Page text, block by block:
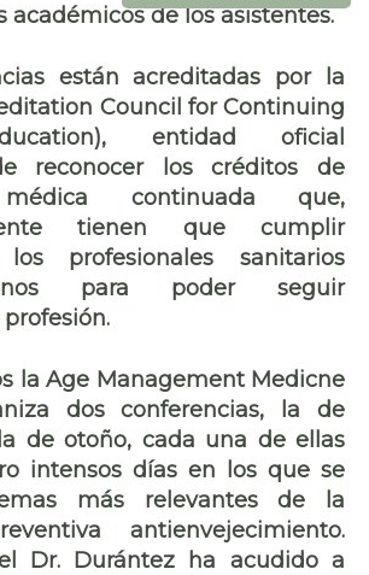
académicos de los asistentes.
están acreditadas por la
Council for Continuing
entidad oficial
reconocer los créditos de
continuada que,
tienen que cumplir
profesionales sanitarios
para poder seguir
la Age Management Medicne
dos conferencias, la de
de otoño, cada una de ellas
intensos días en los que se
más relevantes de la
antienvejecimiento.
el Dr. Durántez ha acudido a